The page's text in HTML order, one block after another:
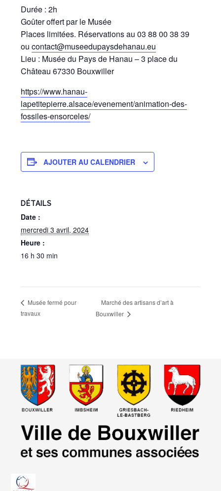
Durée : 2h
Goûter offert par le Musée
Places limitées. Réservations au 03 88 00 38 39
oucontact@museedupaysdehanau.eu
Lieu : Musée du Pays de Hanau – 3 place du
Château 67330 Bouxwiller
https://www.hanau-
lapetitepierre.alsace/evenement/animation-des-
fossiles-ensorceles/
AJOUTER AU CALENDRIER
DÉTAILS
Date :
mercredi 3 avril, 2024
Heure :
16 h 30 min
Musée fermé pour
travaux
Marché des artisans d’art à
Bouxwiller